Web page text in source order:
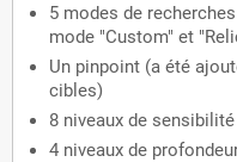
5 modes de
mode "Custom" et
Un pinpoint (a été
cibles)
8 niveaux de
4 niveaux de